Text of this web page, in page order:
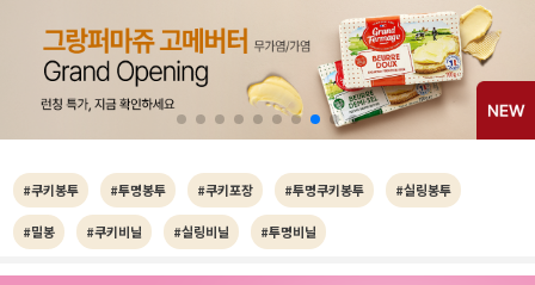
#쿠키봉투 #투명봉투 #쿠키포장 #투명쿠키봉투 #실링봉투
#밀봉 #쿠키비닐 #실링비닐 #투명비닐